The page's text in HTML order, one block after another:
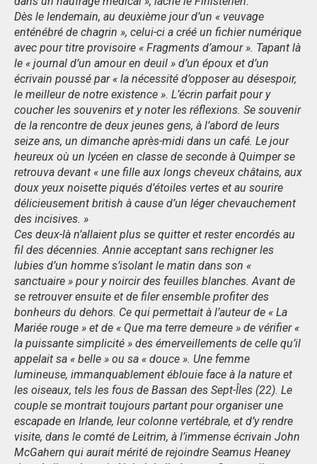
Dès le lendemain, au deuxième jour d’un « veuvage
enténébré de chagrin », celui-ci a créé un fichier numérique
avec pour titre provisoire « Fragments d’amour ». Tapant là
le « journal d’un amour en deuil » d’un époux et d’un
écrivain poussé par « la nécessité d’opposer au désespoir,
le meilleur de notre existence ». L’écrin parfait pour y
coucher les souvenirs et y noter les réflexions. Se souvenir
de la rencontre de deux jeunes gens, à l’abord de leurs
seize ans, un dimanche après-midi dans un café. Le jour
heureux où un lycéen en classe de seconde à Quimper se
retrouva devant « une fille aux longs cheveux châtains, aux
doux yeux noisette piqués d’étoiles vertes et au sourire
délicieusement british à cause d’un léger chevauchement
des incisives. »
Ces deux-là n’allaient plus se quitter et rester encordés au
fil des décennies. Annie acceptant sans rechigner les
lubies d’un homme s’isolant le matin dans son «
sanctuaire » pour y noircir des feuilles blanches. Avant de
se retrouver ensuite et de filer ensemble profiter des
bonheurs du dehors. Ce qui permettait à l’auteur de « La
Mariée rouge » et de « Que ma terre demeure » de vérifier «
la puissante simplicité » des émerveillements de celle qu’il
appelait sa « belle » ou sa « douce ». Une femme
lumineuse, immanquablement éblouie face à la nature et
les oiseaux, tels les fous de Bassan des Sept-Îles (22). Le
couple se montrait toujours partant pour organiser une
escapade en Irlande, leur colonne vertébrale, et d’y rendre
visite, dans le comté de Leitrim, à l’immense écrivain John
McGahern qui aurait mérité de rejoindre Seamus Heaney